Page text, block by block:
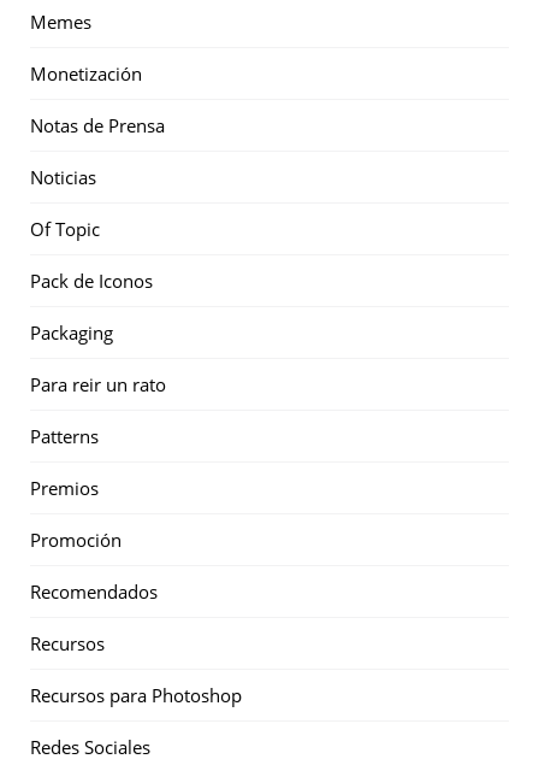
Memes
Monetización
Notas de Prensa
Noticias
Of Topic
Pack de Iconos
Packaging
Para reir un rato
Patterns
Premios
Promoción
Recomendados
Recursos
Recursos para Photoshop
Redes Sociales